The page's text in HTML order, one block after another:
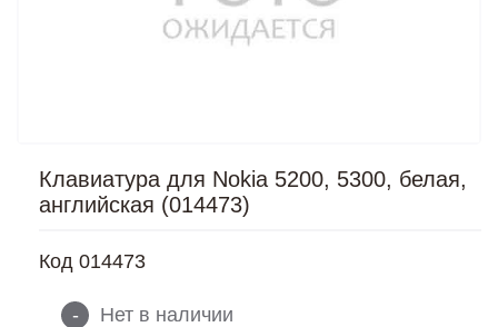
Клавиатура для Nokia 5200, 5300, белая,
английская (014473)
Код 014473
- Нет в наличии